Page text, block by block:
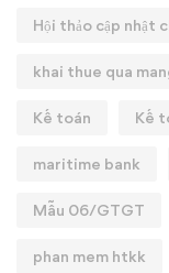
Hội thảo cập nhật
khai thue qua
Kế toán Kế
maritime bank
Mẫu 06/GTGT
phan mem htkk